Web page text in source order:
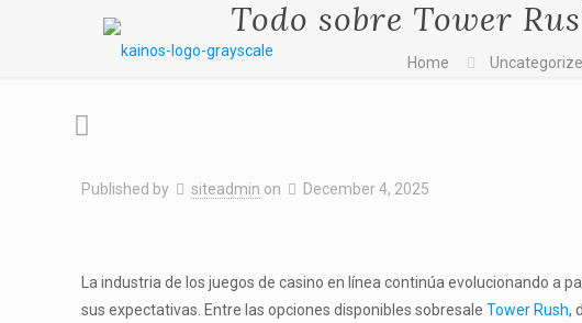
Todo sobre Tower
Home
Published by siteadmin on December 4, 2025
La industria de los juegos de casino en línea continúa evolucionando
sus expectativas. Entre las opciones disponibles sobresaleTower Rush,